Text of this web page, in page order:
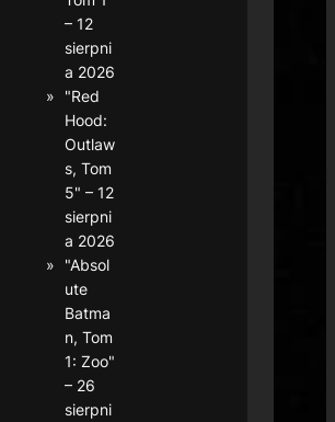
– 12
sierpni
a 2026
"Red
Hood:
Outlaw
s, Tom
5" – 12
sierpni
a 2026
"Absol
ute
Batma
n, Tom
1: Zoo"
– 26
sierpni